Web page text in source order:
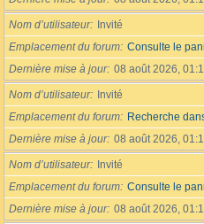
Nom d’utilisateur
Invité
Emplacement du forum Consulte le
Dernière mise à jour 08 août 2026,
Nom d’utilisateur
Invité
Emplacement du forum
Recherche
Dernière mise à jour 08 août 2026,
Nom d’utilisateur
Invité
Emplacement du forum Consulte le
Dernière mise à jour 08 août 2026,